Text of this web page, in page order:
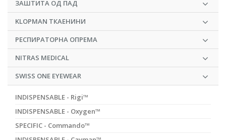
ЗАШТИТА ОД ПАД
KLOPMAN ТКАЕНИНИ
РЕСПИРАТОРНА ОПРЕМА
NITRAS MEDICAL
SWISS ONE EYEWEAR
INDISPENSABLE - Rigi™
INDISPENSABLE - Oxygen™
SPECIFIC - Commando™